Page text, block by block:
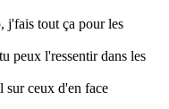
j'fais tout ça pour les
peux l'ressentir dans les
sur ceux d'en face